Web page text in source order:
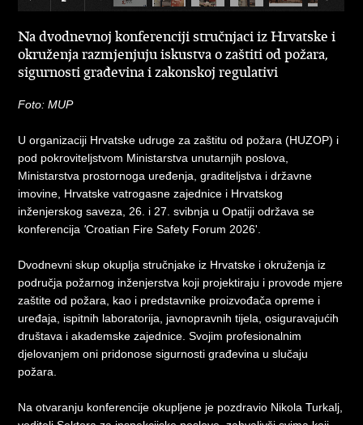
Na dvodnevnoj konferenciji stručnjaci iz Hrvatske i
okruženja razmjenjuju iskustva o zaštiti od požara,
sigurnosti građevina i zakonskoj regulativi
Foto: MUP
U organizaciji Hrvatske udruge za zaštitu od požara (HUZOP) i
pod pokroviteljstvom Ministarstva unutarnjih poslova,
Ministarstva prostornoga uređenja, graditeljstva i državne
imovine, Hrvatske vatrogasne zajednice i Hrvatskog
inženjerskog saveza, 26. i 27. svibnja u Opatiji održava se
konferencija 'Croatian Fire Safety Forum 2026'.
Dvodnevni skup okuplja stručnjake iz Hrvatske i okruženja iz
područja požarnog inženjerstva koji projektiraju i provode mjere
zaštite od požara, kao i predstavnike proizvođača opreme i
uređaja, ispitnih laboratorija, javnopravnih tijela, osiguravajućih
društava i akademske zajednice. Svojim profesionalnim
djelovanjem oni pridonose sigurnosti građevina u slučaju
požara.
Na otvaranju konferencije okupljene je pozdravio Nikola Turkalj,